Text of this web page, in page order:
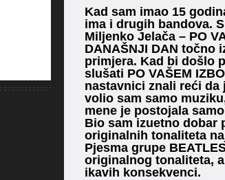
Kad sam imao 15
ima i drugih bandova.
Miljenko Jelača – PO
DANAŠNJI DAN točno
primjera. Kad bi došlo
slušati PO VAŠEM
nastavnici znali reći da
volio sam samo
mene je postojala
Bio sam izuetno dobar
originalnih tonaliteta
Pjesma grupe
originalnog tonaliteta,
ikavih konsekvenci.